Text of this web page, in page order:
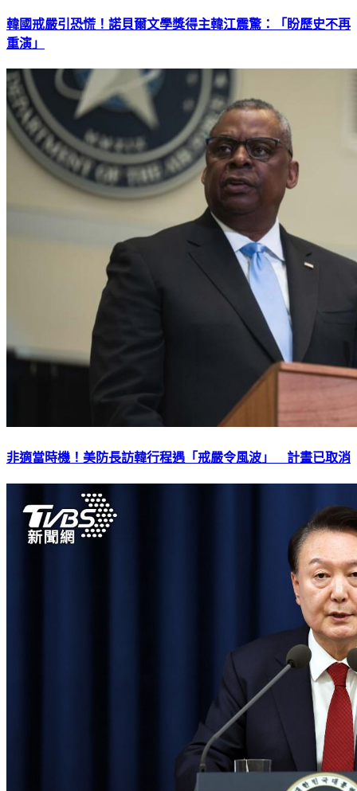
韓國戒嚴引恐慌！諾貝爾文學獎得主韓江震驚：「盼歷史不再
重演」
非適當時機！美防長訪韓行程遇「戒嚴令風波」 計畫已取消